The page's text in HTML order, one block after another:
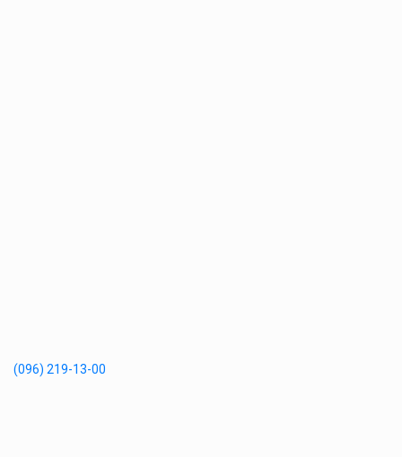
(096) 219-13-00